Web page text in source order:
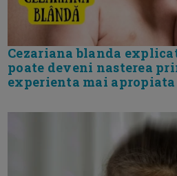
Cezariana blanda
poate deveni nasterea
experienta mai